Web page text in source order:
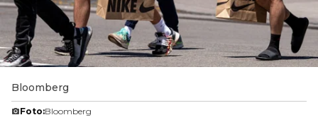
Bloomberg
Foto:Bloomberg